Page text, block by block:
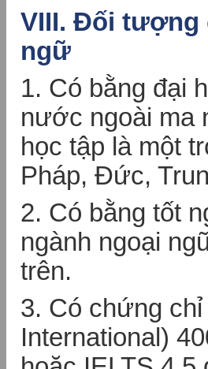
VIII. Đối tượng
ngữ
1. Có bằng đại
nước ngoài ma
học tập là một
Pháp, Đức,
2. Có bằng tốt
ngành ngoại
trên.
3. Có chứng
International)